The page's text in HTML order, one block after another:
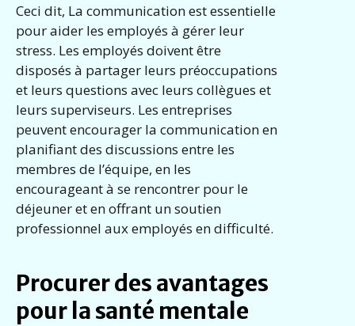
Ceci dit, La communication est essentielle
pour aider les employés à gérer leur
stress. Les employés doivent être
disposés à partager leurs préoccupations
et leurs questions avec leurs collègues et
leurs superviseurs. Les entreprises
peuvent encourager la communication en
planifiant des discussions entre les
membres de l’équipe, en les
encourageant à se rencontrer pour le
déjeuner et en offrant un soutien
professionnel aux employés en difficulté.
Procurer des avantages
pour la santé mentale